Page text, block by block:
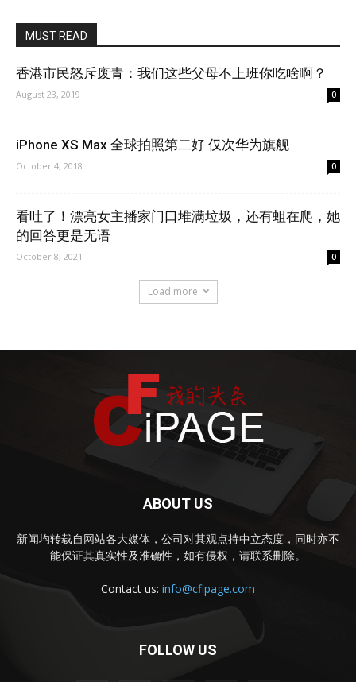
MUST READ
香港市民怒斥废青：我们这些父母不上班你吃啥啊？
August 23, 2019 0
iPhone XS Max 全球拍照第二好 仅次华为旗舰
October 4, 2018 0
看吐了！漂亮女主播家门口堆满垃圾，还有蛆在爬，她
的回答更是无语
October 8, 2021 0
Load more
ABOUT US
新闻均转载自网站各大媒体，公司对其观点持中立态度，同时亦不
能保证其真实性及准确性，如有侵权，请联系删除。
Contact us: info@cfipage.com
FOLLOW US